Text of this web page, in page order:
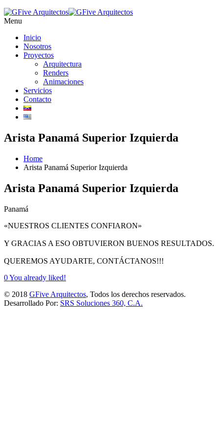
Menu
Inicio
Nosotros
Proyectos
Arquitectura
Renders
Animaciones
Servicios
Contacto
Arista Panamá Superior Izquierda
Home
Arista Panamá Superior Izquierda
Arista Panamá Superior Izquierda
Panamá
«NUESTROS CLIENTES CONFIARON»
Y GRACIAS A ESO OBTUVIERON BUENOS RESULTADOS.
QUEREMOS AYUDARTE, CONTÁCTANOS!!!
0You already liked!
© 2018 GFive Arquitectos, Todos los derechos reservados.
Desarrollado Por: SRS Soluciones 360, C.A.